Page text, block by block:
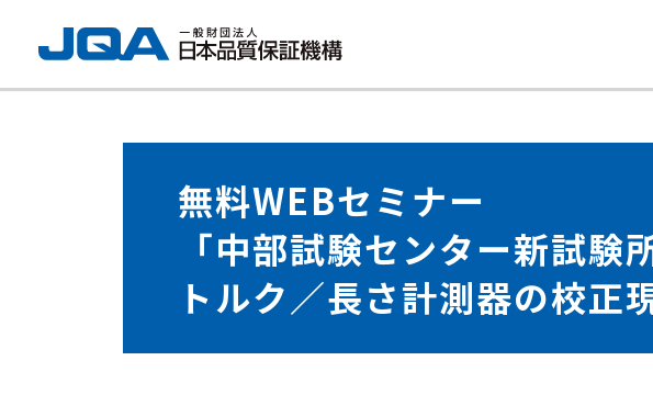
無料WEBセミナー
「中部試験センター新試
トルク／長さ計測器の校正